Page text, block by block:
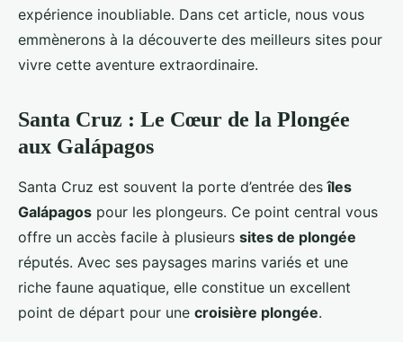
Nina•9 septembre 2024•5 min de lecture
expérience inoubliable. Dans cet article, nous vous
emmènerons à la découverte des meilleurs sites pour
vivre cette aventure extraordinaire.
Santa Cruz : Le Cœur de la Plongée
aux Galápagos
Santa Cruz est souvent la porte d’entrée desîles
Galápagos pour les plongeurs. Ce point central vous
offre un accès facile à plusieurs sites de plongée
réputés. Avec ses paysages marins variés et une
riche faune aquatique, elle constitue un excellent
point de départ pour une croisière plongée.